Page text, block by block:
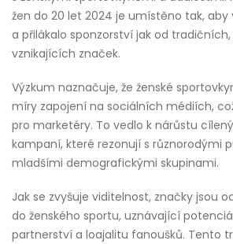
žen do 20 let 2024 je umístěno tak,
a přilákalo sponzorství jak od
vznikajících značek.
Výzkum naznačuje, že ženské
míry zapojení na sociálních médiích,
pro marketéry. To vedlo k nárůstu
kampaní, které rezonují s různorodými
mladšími demografickými skupinami.
Jak se zvyšuje viditelnost, značky jsou
do ženského sportu, uznávající
partnerství a loajalitu fanoušků. Tento